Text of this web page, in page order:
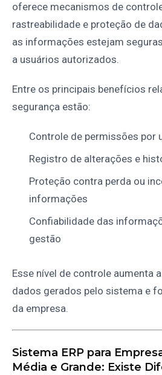
oferece mecanismos de
rastreabilidade e proteção de
as informações estejam
a usuários autorizados.
Entre os principais benefícios
segurança estão:
Controle de permissões por
Registro de alterações e
Proteção contra perda ou
informações
Confiabilidade das
gestão
Esse nível de controle aumenta
dados gerados pelo sistema e
da empresa.
Sistema ERP para
Média e Grande: Existe